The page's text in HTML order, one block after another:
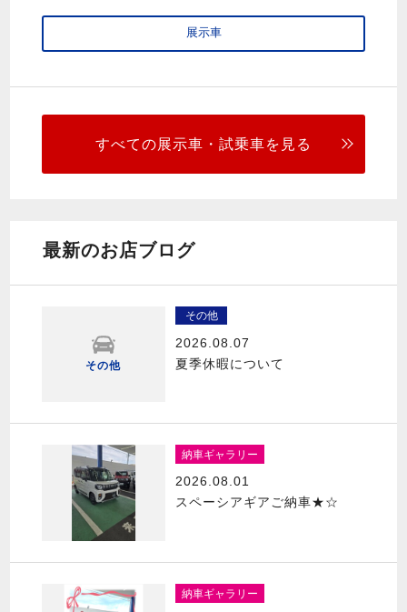
展示車
すべての展示車・試乗車を見る
最新のお店ブログ
その他
その他
2026.08.07
夏季休暇について
納車ギャラリー
2026.08.01
スペーシアギアご納車★☆
納車ギャラリー